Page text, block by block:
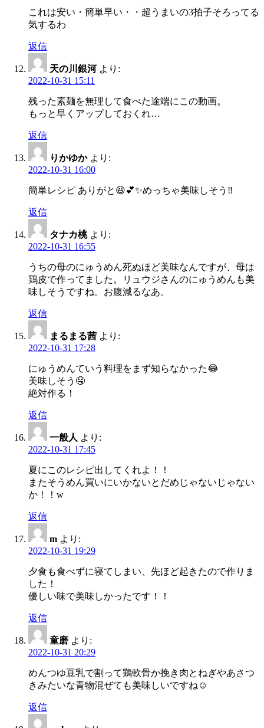
これは安い・簡単早い・・超うまいの3拍子そろってる
気するわ
返信
天の川銀河 より:
2022-10-31 15:11
残った素麺を無理して食べた途端にこの動画。
もっと早くアップしておくれ…
返信
りかゆか より:
2022-10-31 16:00
簡単レシピ ありがと😆💕✨めっちゃ美味しそう‼️
返信
タナカ桃 より:
2022-10-31 16:55
うちの母のにゅうめん死ぬほど美味なんですが、母は
鶏皮で作ってました。リュウジさんのにゅうめんも美
味しそうですね。お腹減るなあ。
返信
まるまる茜 より:
2022-10-31 17:28
にゅうめんていう料理をまず知らなかった😂
美味しそう🤤
絶対作る！
返信
一般人 より:
2022-10-31 17:45
夏にこのレシピ出してくれよ！！
またそうめん買いにいかないとだめじゃないじゃない
か！！w
返信
m より:
2022-10-31 19:29
夕食も食べずに寝てしまい、先ほど起きたので作りま
した！
優しい味で美味しかったです！！
返信
童磨 より:
2022-10-31 20:29
めんつゆ豆乳で割って鶏軟骨か挽き肉とねぎやあさつ
きみたいな青物混ぜても美味しいですね☺
返信